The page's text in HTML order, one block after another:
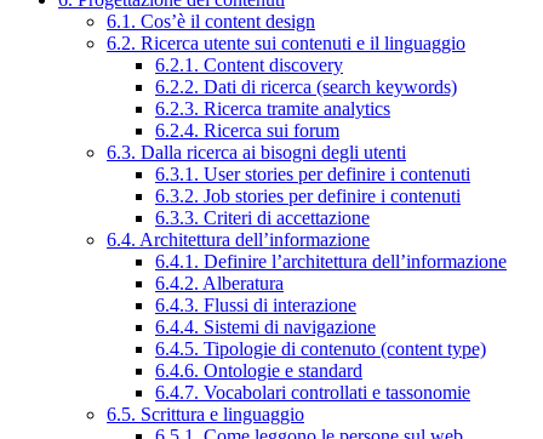
6.1. Cos’è il content design
6.2. Ricerca utente sui contenuti e il linguaggio
6.2.1. Content discovery
6.2.2. Dati di ricerca (search keywords)
6.2.3. Ricerca tramite analytics
6.2.4. Ricerca sui forum
6.3. Dalla ricerca ai bisogni degli utenti
6.3.1. User stories per definire i contenuti
6.3.2. Job stories per definire i contenuti
6.3.3. Criteri di accettazione
6.4. Architettura dell’informazione
6.4.1. Definire l’architettura dell’informazione
6.4.2. Alberatura
6.4.3. Flussi di interazione
6.4.4. Sistemi di navigazione
6.4.5. Tipologie di contenuto (content type)
6.4.6. Ontologie e standard
6.4.7. Vocabolari controllati e tassonomie
6.5. Scrittura e linguaggio